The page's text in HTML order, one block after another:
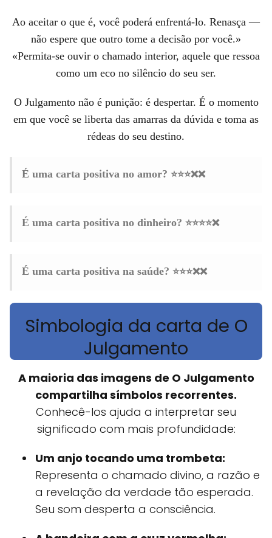
Ao aceitar o que é, você poderá enfrentá-lo. Renasça —
não espere que outro tome a decisão por você.»
«Permita-se ouvir o chamado interior, aquele que ressoa
como um eco no silêncio do seu ser.
O Julgamento não é punição: é despertar. É o momento
em que você se liberta das amarras da dúvida e toma as
rédeas do seu destino.
É uma carta positiva no amor? ⭐⭐⭐❌❌
É uma carta positiva no dinheiro? ⭐⭐⭐⭐❌
É uma carta positiva na saúde? ⭐⭐⭐❌❌
Simbologia da carta de O
Julgamento
A maioria das imagens de O Julgamento
compartilha símbolos recorrentes.
Conhecê-los ajuda a interpretar seu
significado com mais profundidade:
Um anjo tocando uma trombeta:
Representa o chamado divino, a razão e
a revelação da verdade tão esperada.
Seu som desperta a consciência.